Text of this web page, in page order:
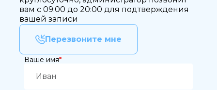
вам с 09:00 до 20:00 для подтверждения
вашей записи
Перезвоните мне
Ваше имя*